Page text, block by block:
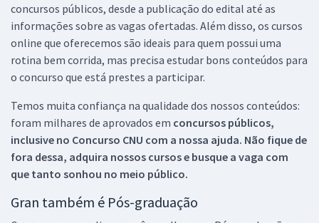
concursos públicos, desde a publicação do edital até as
informações sobre as vagas ofertadas. Além disso, os cursos
online que oferecemos são ideais para quem possui uma
rotina bem corrida, mas precisa estudar bons conteúdos para
o concurso que está prestes a participar.
Temos muita confiança na qualidade dos nossos conteúdos:
foram milhares de aprovados em concursos públicos,
inclusive no Concurso CNU com a nossa ajuda. Não fique de
fora dessa, adquira nossos cursos e busque a vaga com
que tanto sonhou no meio público.
Gran também é Pós-graduação